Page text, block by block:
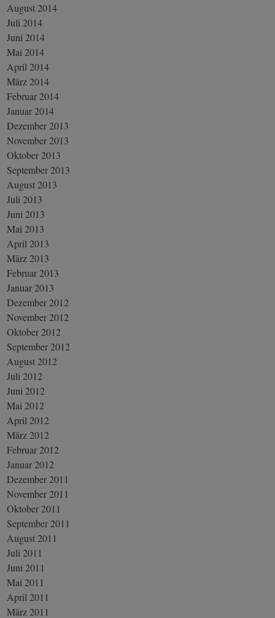
August 2014
Juli 2014
Juni 2014
Mai 2014
April 2014
März 2014
Februar 2014
Januar 2014
Dezember 2013
November 2013
Oktober 2013
September 2013
August 2013
Juli 2013
Juni 2013
Mai 2013
April 2013
März 2013
Februar 2013
Januar 2013
Dezember 2012
November 2012
Oktober 2012
September 2012
August 2012
Juli 2012
Juni 2012
Mai 2012
April 2012
März 2012
Februar 2012
Januar 2012
Dezember 2011
November 2011
Oktober 2011
September 2011
August 2011
Juli 2011
Juni 2011
Mai 2011
April 2011
März 2011